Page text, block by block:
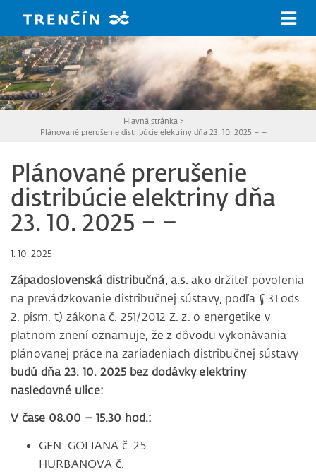
Hlavná stránka >
Plánované prerušenie distribúcie elektriny dňa 23. 10. 2025 – –
Plánované prerušenie
distribúcie elektriny dňa
23. 10. 2025 – –
1. 10. 2025
Západoslovenská distribučná, a.s.ako držiteľ povolenia
na prevádzkovanie distribučnej sústavy, podľa § 31 ods.
2. písm. t) zákona č. 251/2012 Z. z. o energetike v
platnom znení oznamuje, že z dôvodu vykonávania
plánovanej práce na zariadeniach distribučnej sústavy
budú dňa 23. 10. 2025 bez dodávky elektriny
nasledovné ulice:
V čase 08.00 – 15.30 hod.:
GEN. GOLIANA č. 25
HURBANOVA č.